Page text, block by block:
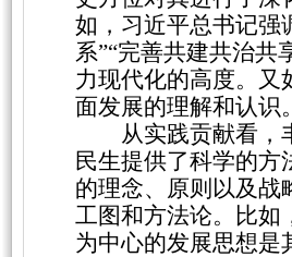
如，习近平总书记强
系”“完善共建共治共
力现代化的高度。又
面发展的理解和认识。
从实践贡献看，
民生提供了科学的方
的理念、原则以及战
工图和方法论。比如
为中心的发展思想是